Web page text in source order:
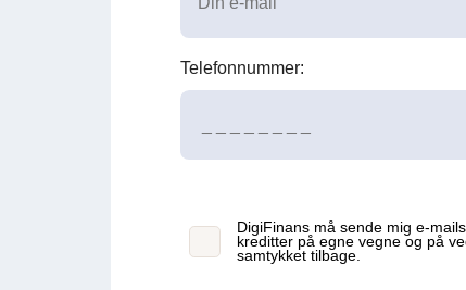
Telefonnummer:
DigiFinans må sende mig e-
kreditter på egne vegne og på
samtykket tilbage.